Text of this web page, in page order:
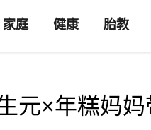
家庭 健康 胎教
元×年糕妈